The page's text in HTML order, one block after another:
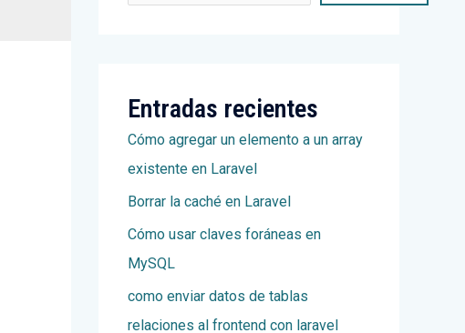
Entradas recientes
Cómo agregar un elemento a un array
existente en Laravel
Borrar la caché en Laravel
Cómo usar claves foráneas en
MySQL
como enviar datos de tablas
relaciones al frontend con laravel